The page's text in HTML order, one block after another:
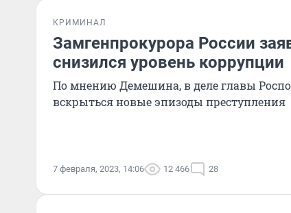
КРИМИНАЛ
Замгенпрокурора России
снизился уровень коррупции
По мнению Демешина, в деле главы
вскрыться новые эпизоды преступления
7 февраля, 2023, 14:06 12 466 28